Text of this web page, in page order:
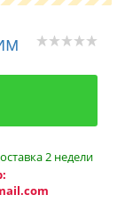
2 недели